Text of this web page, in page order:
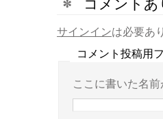
コメント
サインインは必要あ
コメント投稿用
ここに書いた名